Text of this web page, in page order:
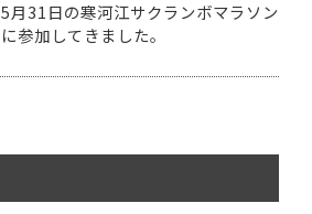
5月31日の寒河江サクランボマラソン
に参加してきました。